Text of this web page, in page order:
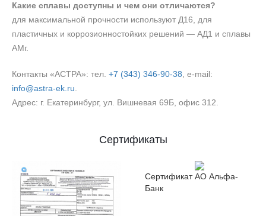
Какие сплавы доступны и чем они отличаются?
для максимальной прочности используют Д16, для
пластичных и коррозионностойких решений — АД1 и сплавы
АМг.
Контакты «АСТРА»: тел. +7 (343) 346‑90‑38 , e‑mail:
info@astra-ek.ru
Адрес: г. Екатеринбург, ул. Вишневая 69Б, офис 312.
Сертификаты
Сертификат АО Альфа-
Банк